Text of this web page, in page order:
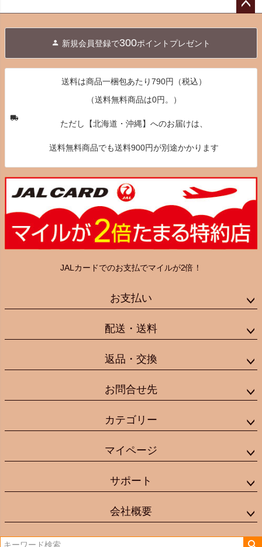
へ
新規会員登録で300ポイントプレゼント
送料は商品一梱包あたり790円（税込）
（送料無料商品は0円。）
ただし【北海道・沖縄】へのお届けは、
送料無料商品でも送料900円が別途かかります
JALカードでのお支払でマイルが2倍！
お支払い
配送・送料
返品・交換
お問合せ先
カテゴリー
マイページ
サポート
会社概要